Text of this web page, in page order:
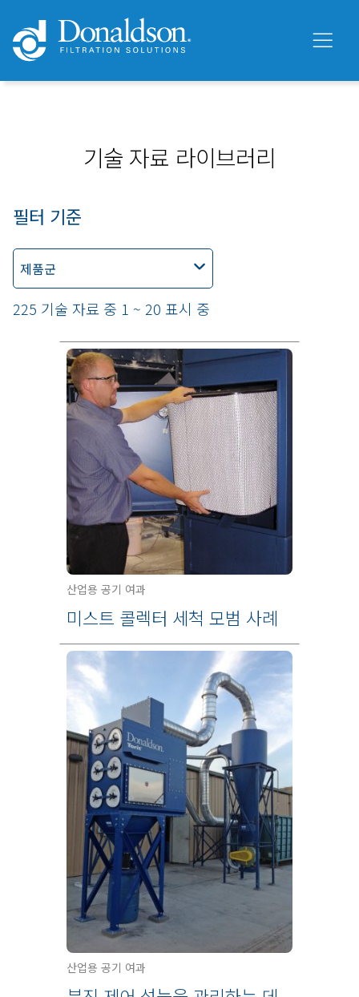
기술 자료 라이브러리
필터 기준
제품군
225 기술 자료 중 1 ~ 20 표시 중
산업용 공기 여과
미스트 콜렉터 세척 모범 사례
산업용 공기 여과